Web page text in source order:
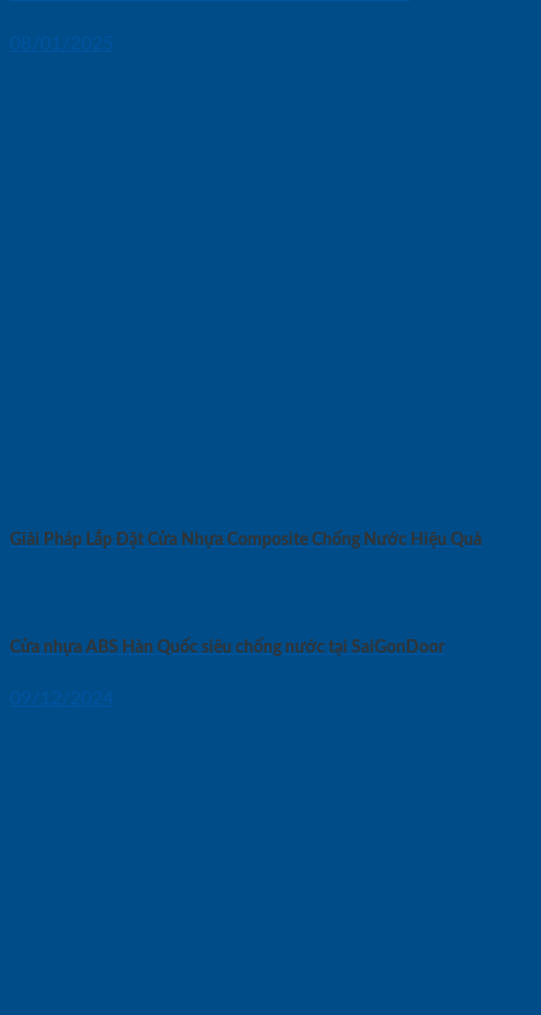
08/01/2025
Giải Pháp Lắp Đặt Cửa Nhựa Composite Chống Nước Hiệu Quả
Cửa nhựa ABS Hàn Quốc siêu chống nước tại SaiGonDoor
09/12/2024